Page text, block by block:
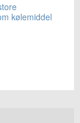
kølemiddel